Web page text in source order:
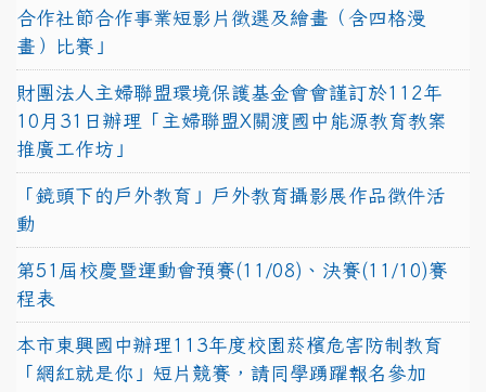
合作社節合作事業短影片徵選及繪畫（含四格漫
畫）比賽」
財團法人主婦聯盟環境保護基金會會謹訂於112年
10月31日辦理「主婦聯盟X關渡國中能源教育教案
推廣工作坊」
「鏡頭下的戶外教育」戶外教育攝影展作品徵件活
動
第51屆校慶暨運動會預賽(11/08)、決賽(11/10)賽
程表
本市東興國中辦理113年度校園菸檳危害防制教育
「網紅就是你」短片競賽，請同學踴躍報名參加